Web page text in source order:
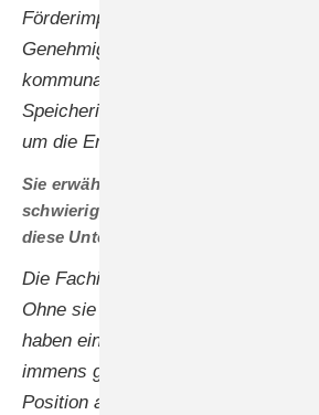
Förderimpulse fehlen oft klare
Genehmigungsprozesse,
kommunaler Ebene. Der Ausbau von
Speicherinfrastruktur und
um die Energiewende in der Fläche
Sie erwähnten loyale Installateure,
schwierigen Zeiten treu geblieben
diese Unterstützung, um die Krise zu
Die Fachinstallateure sind unsere
Ohne sie könnten wir uns nicht
haben eine sehr ehrliche Loyalität
immens geholfen. So können wir
Position ausbauen. Denn wir